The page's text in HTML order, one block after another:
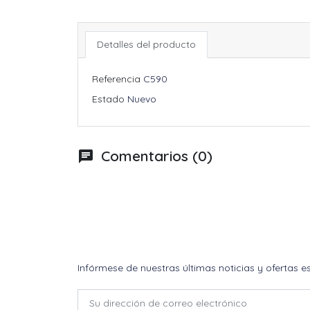
Detalles del producto
Referencia C590
Estado Nuevo
chat Comentarios (0)
Infórmese de nuestras últimas noticias y ofertas